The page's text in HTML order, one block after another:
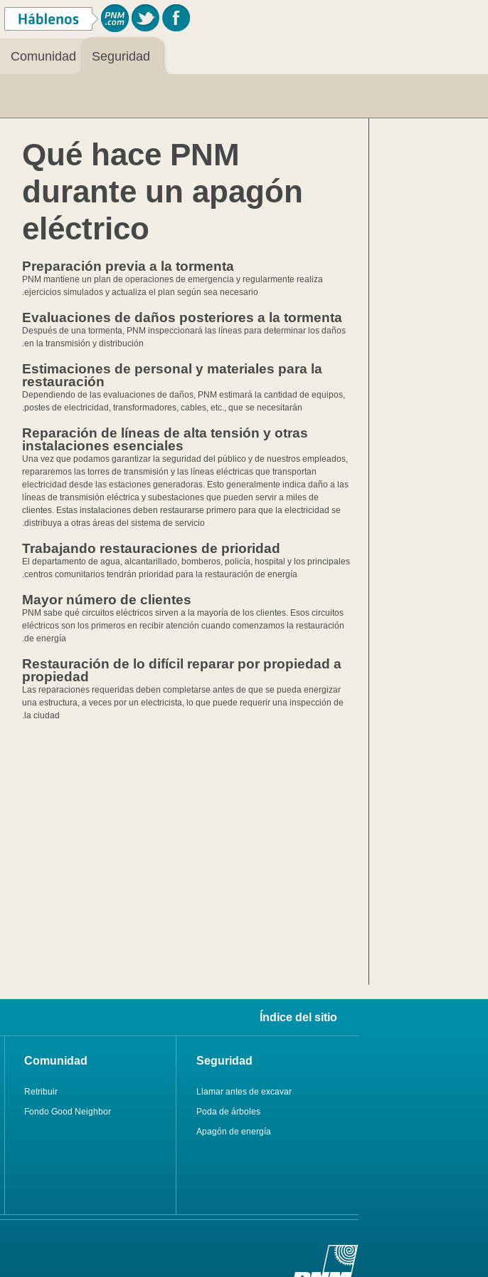
Comunidad Seguridad
Qué hace PNM
durante un apagón
eléctrico
Preparación previa a la tormenta
PNM mantiene un plan de operaciones de emergencia y regularmente realiza
ejercicios simulados y actualiza el plan según sea necesario.
Evaluaciones de daños posteriores a la tormenta
Después de una tormenta, PNM inspeccionará las líneas para determinar los daños
en la transmisión y distribución.
Estimaciones de personal y materiales para la
restauración
Dependiendo de las evaluaciones de daños, PNM estimará la cantidad de equipos,
postes de electricidad, transformadores, cables, etc., que se necesitarán.
Reparación de líneas de alta tensión y otras
instalaciones esenciales
Una vez que podamos garantizar la seguridad del público y de nuestros empleados,
repararemos las torres de transmisión y las líneas eléctricas que transportan
electricidad desde las estaciones generadoras. Esto generalmente indica daño a las
líneas de transmisión eléctrica y subestaciones que pueden servir a miles de
clientes. Estas instalaciones deben restaurarse primero para que la electricidad se
distribuya a otras áreas del sistema de servicio.
Trabajando restauraciones de prioridad
El departamento de agua, alcantarillado, bomberos, policía, hospital y los principales
centros comunitarios tendrán prioridad para la restauración de energía.
Mayor número de clientes
PNM sabe qué circuitos eléctricos sirven a la mayoría de los clientes. Esos circuitos
eléctricos son los primeros en recibir atención cuando comenzamos la restauración
de energía.
Restauración de lo difícil reparar por propiedad a
propiedad
Las reparaciones requeridas deben completarse antes de que se pueda energizar
una estructura, a veces por un electricista, lo que puede requerir una inspección de
la ciudad.
Índice del sitio
Comunidad
Retribuir
Fondo Good Neighbor
Seguridad
Llamar antes de excavar
Poda de árboles
Apagón de energía